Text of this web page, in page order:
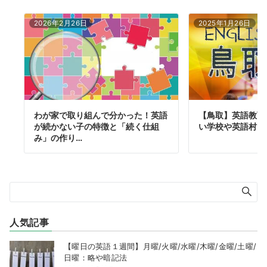
2026年2月26日
わが家で取り組んで分かった！英語
が続かない子の特徴と「続く仕組
み」の作り…
2025年1月26日
【鳥取】英語教
い学校や英語村
人気記事
【曜日の英語１週間】月曜/火曜/水曜/木曜/金曜/土曜/
日曜：略や暗記法